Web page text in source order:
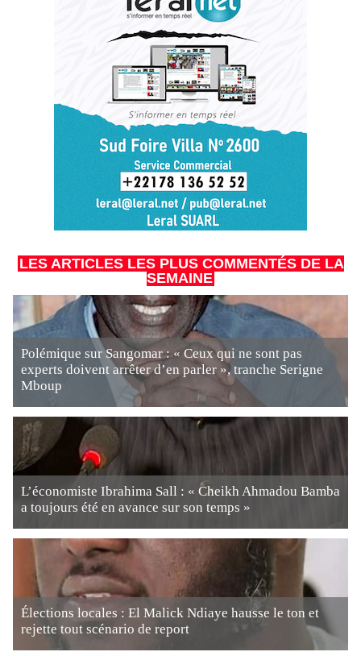
LES ARTICLES LES PLUS COMMENTÉS DE LA
SEMAINE
Polémique sur Sangomar : « Ceux qui ne sont pas
experts doivent arrêter d’en parler », tranche Serigne
Mboup
L’économiste Ibrahima Sall : « Cheikh Ahmadou Bamba
a toujours été en avance sur son temps »
Élections locales : El Malick Ndiaye hausse le ton et
rejette tout scénario de report